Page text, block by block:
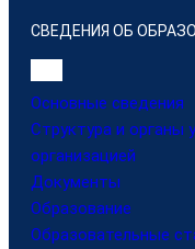
СВЕДЕНИЯ ОБ
Основные сведения
Структура и органы
организацией
Документы
Образование
Образовательные